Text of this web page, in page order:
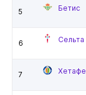
5 Бетис
6 Сельта
7 Хетафе